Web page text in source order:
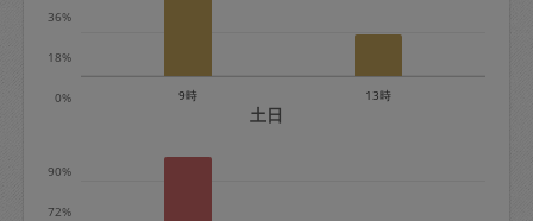
※キャンセル料金の設定について：
0%
18%
36%
9時 13時
土日
72%
90%